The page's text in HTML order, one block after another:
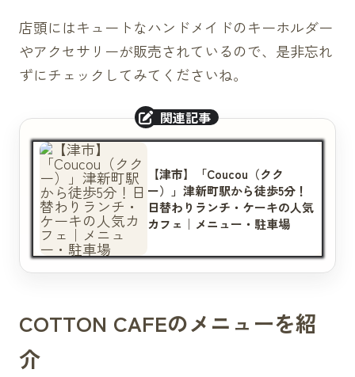
店頭にはキュートなハンドメイドのキーホルダー
やアクセサリーが販売されているので、是非忘れ
ずにチェックしてみてくださいね。
【津市】「Coucou（クク
ー）」津新町駅から徒歩5分！
日替わりランチ・ケーキの人気
カフェ｜メニュー・駐車場
COTTON CAFEのメニューを紹
介